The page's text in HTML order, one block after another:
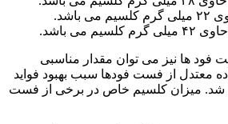
فود ها نیز می توان مقدار مناسبی
معتدل از فست فودها سبب بهبود فواید
شد. میزان کلسیم خاص در برخی از فست